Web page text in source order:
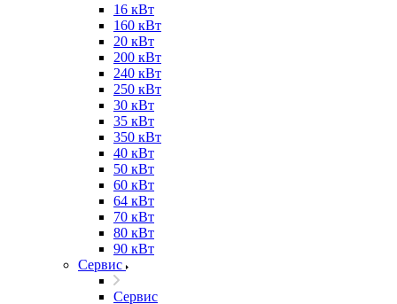
16 кВт
160 кВт
20 кВт
200 кВт
240 кВт
250 кВт
30 кВт
35 кВт
350 кВт
40 кВт
50 кВт
60 кВт
64 кВт
70 кВт
80 кВт
90 кВт
Сервис
Сервис